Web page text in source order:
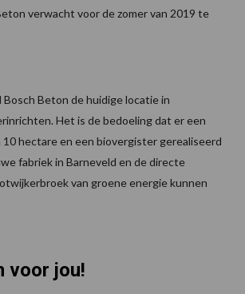
verwacht voor de zomer van 2019 te
Bosch Beton de huidige locatie in
Het is de bedoeling dat er een
10 hectare en een biovergister gerealiseerd
fabriek in Barneveld en de directe
van groene energie kunnen
voor jou!